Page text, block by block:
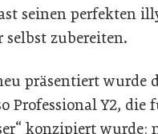
seinen perfekten
zubereiten.
präsentiert wurde
Professional Y2, die
konzipiert wurde: